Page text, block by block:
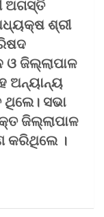
ଅଗସ୍ତି
ଶ୍ରୀ
ଓ ଜିଲ୍ଲାପାଳ
ଅନ୍ୟାନ୍ୟ
ସଭା
ଜିଲ୍ଲାପାଳ
କରିଥିଲେ ।